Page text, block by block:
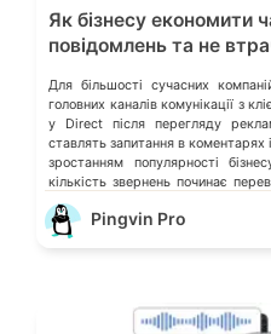
Як бізнесу економити
повідомлень та не
Для більшості сучасних
головних каналів комунікації з
у Direct після перегляду
ставлять запитання в коментарях
зростанням популярності
кількість звернень починає
Спочатку це майже непомітно.
Pingvin Pro